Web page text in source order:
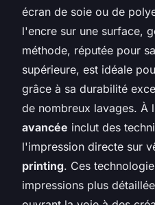
écran de soie ou de
l'encre sur une surface,
méthode, réputée pour
supérieure, est idéale
grâce à sa durabilité
de nombreux lavages. À
avancée inclut des
l'impression directe sur
printing. Ces
impressions plus